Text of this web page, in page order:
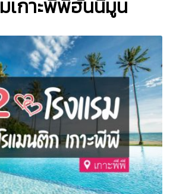
เกาะพีพีฮันนีมูน